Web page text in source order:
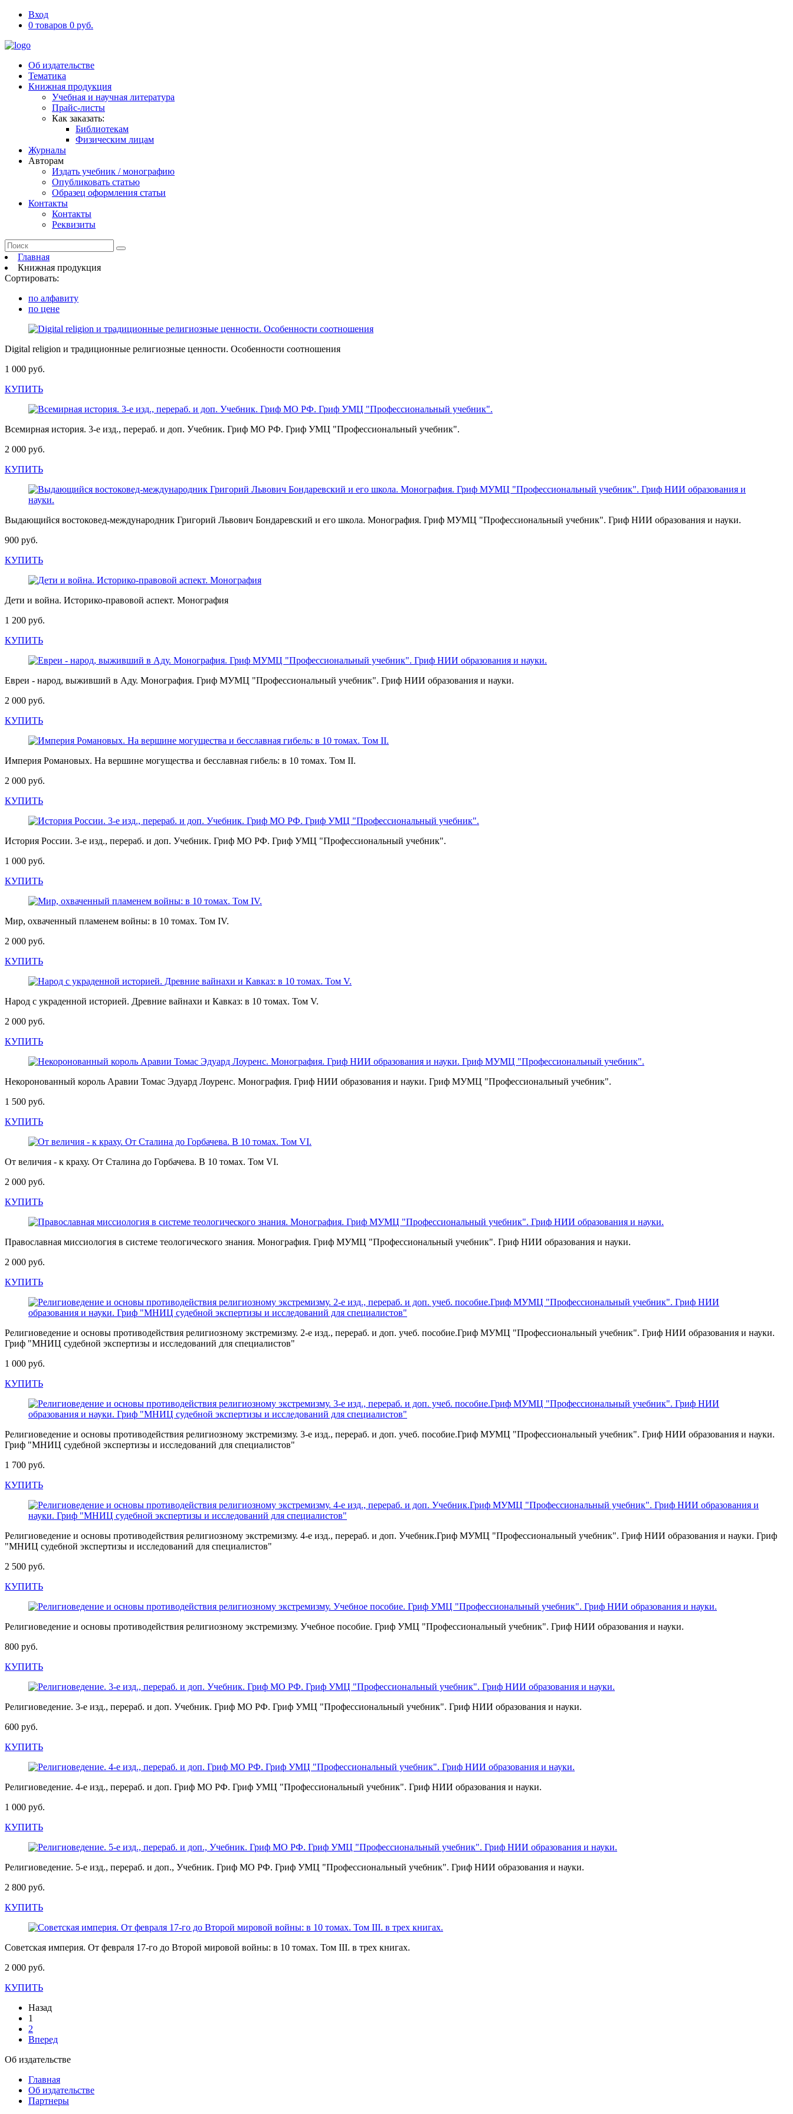
Вход
0 товаров 0 руб.
Об издательстве
Тематика
Книжная продукция
Учебная и научная литература
Прайс-листы
Как заказать:
Библиотекам
Физическим лицам
Журналы
Авторам
Издать учебник / монографию
Опубликовать статью
Образец оформления статьи
Контакты
Контакты
Реквизиты
Главная
Книжная продукция
Сортировать:
по алфавиту
по цене
Digital religion и традиционные религиозные ценности. Особенности соотношения
1 000 руб.
КУПИТЬ
Всемирная история. 3-е изд., перераб. и доп. Учебник. Гриф МО РФ. Гриф УМЦ "Профессиональный учебник".
2 000 руб.
КУПИТЬ
Выдающийся востоковед-международник Григорий Львович Бондаревский и его школа. Монография. Гриф МУМЦ "Профессиональный учебник". Гриф НИИ образования и науки.
900 руб.
КУПИТЬ
Дети и война. Историко-правовой аспект. Монография
1 200 руб.
КУПИТЬ
Евреи - народ, выживший в Аду. Монография. Гриф МУМЦ "Профессиональный учебник". Гриф НИИ образования и науки.
2 000 руб.
КУПИТЬ
Империя Романовых. На вершине могущества и бесславная гибель: в 10 томах. Том II.
2 000 руб.
КУПИТЬ
История России. 3-е изд., перераб. и доп. Учебник. Гриф МО РФ. Гриф УМЦ "Профессиональный учебник".
1 000 руб.
КУПИТЬ
Мир, охваченный пламенем войны: в 10 томах. Том IV.
2 000 руб.
КУПИТЬ
Народ с украденной историей. Древние вайнахи и Кавказ: в 10 томах. Том V.
2 000 руб.
КУПИТЬ
Некоронованный король Аравии Томас Эдуард Лоуренс. Монография. Гриф НИИ образования и науки. Гриф МУМЦ "Профессиональный учебник".
1 500 руб.
КУПИТЬ
От величия - к краху. От Сталина до Горбачева. В 10 томах. Том VI.
2 000 руб.
КУПИТЬ
Православная миссиология в системе теологического знания. Монография. Гриф МУМЦ "Профессиональный учебник". Гриф НИИ образования и науки.
2 000 руб.
КУПИТЬ
Религиоведение и основы противодействия религиозному экстремизму. 2-е изд., перераб. и доп. учеб. пособие.Гриф МУМЦ "Профессиональный учебник". Гриф НИИ образования и науки.
Гриф "МНИЦ судебной экспертизы и исследований для специалистов"
1 000 руб.
КУПИТЬ
Религиоведение и основы противодействия религиозному экстремизму. 3-е изд., перераб. и доп. учеб. пособие.Гриф МУМЦ "Профессиональный учебник". Гриф НИИ образования и науки.
Гриф "МНИЦ судебной экспертизы и исследований для специалистов"
1 700 руб.
КУПИТЬ
Религиоведение и основы противодействия религиозному экстремизму. 4-е изд., перераб. и доп. Учебник.Гриф МУМЦ "Профессиональный учебник". Гриф НИИ образования и науки. Гриф
"МНИЦ судебной экспертизы и исследований для специалистов"
2 500 руб.
КУПИТЬ
Религиоведение и основы противодействия религиозному экстремизму. Учебное пособие. Гриф УМЦ "Профессиональный учебник". Гриф НИИ образования и науки.
800 руб.
КУПИТЬ
Религиоведение. 3-е изд., перераб. и доп. Учебник. Гриф МО РФ. Гриф УМЦ "Профессиональный учебник". Гриф НИИ образования и науки.
600 руб.
КУПИТЬ
Религиоведение. 4-е изд., перераб. и доп. Гриф МО РФ. Гриф УМЦ "Профессиональный учебник". Гриф НИИ образования и науки.
1 000 руб.
КУПИТЬ
Религиоведение. 5-е изд., перераб. и доп., Учебник. Гриф МО РФ. Гриф УМЦ "Профессиональный учебник". Гриф НИИ образования и науки.
2 800 руб.
КУПИТЬ
Советская империя. От февраля 17-го до Второй мировой войны: в 10 томах. Том III. в трех книгах.
2 000 руб.
КУПИТЬ
Назад
1
2
Вперед
Об издательстве
Главная
Об издательстве
Партнеры